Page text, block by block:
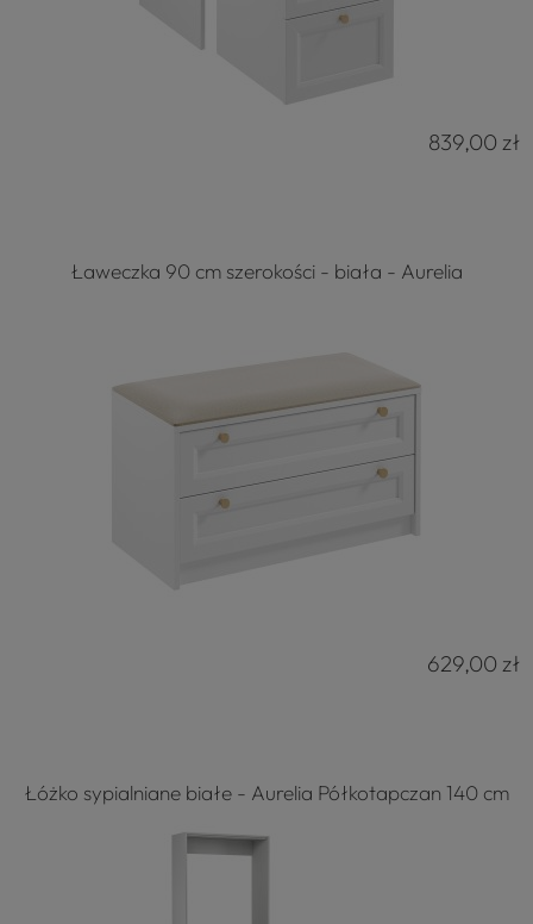
839,00 zł
Ławeczka 90 cm szerokości - biała - Aurelia
629,00 zł
Łóżko sypialniane białe - Aurelia Półkotapczan 140 cm